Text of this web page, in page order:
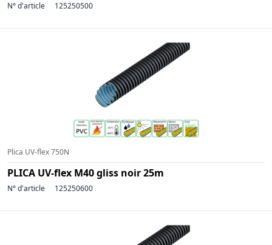
N° d'article 125250500
Plica UV-flex 750N
PLICA UV-flex M40 gliss noir 25m
N° d'article 125250600